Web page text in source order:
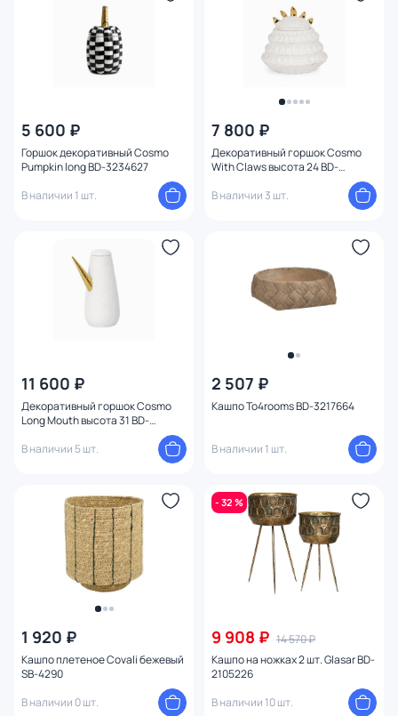
5 600 ₽
Горшок декоративный Cosmo
Pumpkin long BD-3234627
В наличии 1 шт.
7 800 ₽
Декоративный горшок Cosmo
With Claws высота 24 BD-
В наличии 3 шт.
11 600 ₽
Декоративный горшок Cosmo
Long Mouth высота 31 BD-
В наличии 5 шт.
2 507 ₽
Кашпо To4rooms BD-3217664
В наличии 1 шт.
1 920 ₽
Кашпо плетеное Covali бежевый
SB-4290
В наличии 0 шт.
- 32 %
9 908 ₽ 14 570 ₽
Кашпо на ножках 2 шт. Glasar BD-
2105226
В наличии 10 шт.